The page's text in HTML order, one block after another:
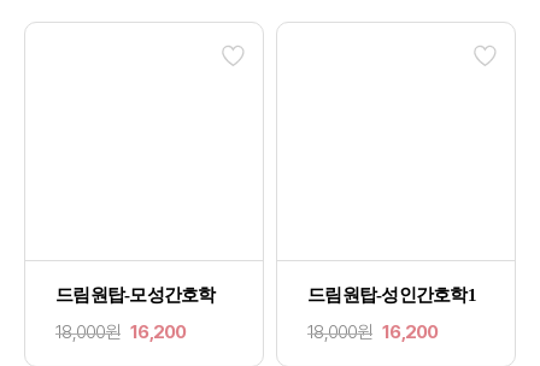
드림원탑-모성간호학
18,000원 16,200
드림원탑-성인간호학1
18,000원 16,200